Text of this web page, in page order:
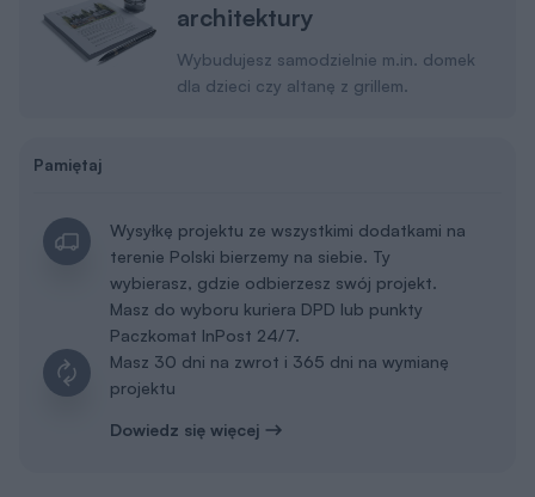
architektury
Wybudujesz samodzielnie m.in. domek
dla dzieci czy altanę z grillem.
Pamiętaj
Wysyłkę projektu ze wszystkimi dodatkami na
terenie Polski bierzemy na siebie. Ty
wybierasz, gdzie odbierzesz swój projekt.
Masz do wyboru kuriera DPD lub punkty
Paczkomat InPost 24/7.
Masz 30 dni na zwrot i 365 dni na wymianę
projektu
Dowiedz się więcej